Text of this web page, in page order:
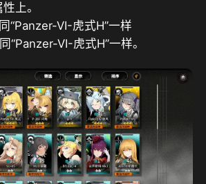
上。
“Panzer-VI-虎式H”一样
“Panzer-VI-虎式H”一样。